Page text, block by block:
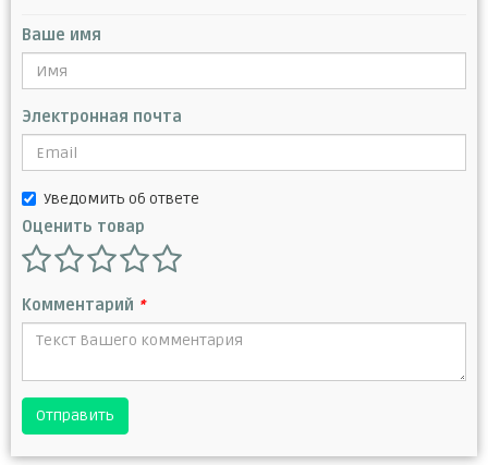
Ваше имя
Электронная почта
Уведомить об ответе
Оценить товар
Комментарий *
Отправить